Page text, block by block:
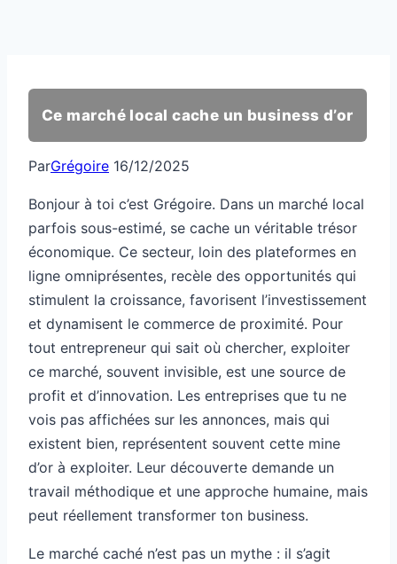
Ce marché local cache un business d’or
ParGrégoire 16/12/2025
Bonjour à toi c’est Grégoire. Dans un marché local
parfois sous-estimé, se cache un véritable trésor
économique. Ce secteur, loin des plateformes en
ligne omniprésentes, recèle des opportunités qui
stimulent la croissance, favorisent l’investissement
et dynamisent le commerce de proximité. Pour
tout entrepreneur qui sait où chercher, exploiter
ce marché, souvent invisible, est une source de
profit et d’innovation. Les entreprises que tu ne
vois pas affichées sur les annonces, mais qui
existent bien, représentent souvent cette mine
d’or à exploiter. Leur découverte demande un
travail méthodique et une approche humaine, mais
peut réellement transformer ton business.
Le marché caché n’est pas un mythe : il s’agit